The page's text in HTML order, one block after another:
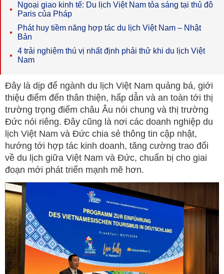
Ngoại giao kinh tế: Du lịch Việt Nam tỏa sáng tại thủ đô
Paris của Pháp
Phát huy tiềm năng hợp tác du lịch Việt Nam – Nhật
Bản
4 trải nghiệm thú vị nhất định phải thử khi du lịch Việt
Nam
Đây là dịp để ngành du lịch Việt Nam quảng bá, giới
thiệu điểm đến thân thiện, hấp dẫn và an toàn tới thị
trường trọng điểm châu Âu nói chung và thị trường
Đức nói riêng. Đây cũng là nơi các doanh nghiệp du
lịch Việt Nam và Đức chia sẻ thông tin cập nhật,
hướng tới hợp tác kinh doanh, tăng cường trao đổi
về du lịch giữa Việt Nam và Đức, chuẩn bị cho giai
đoạn mới phát triển mạnh mẽ hơn.